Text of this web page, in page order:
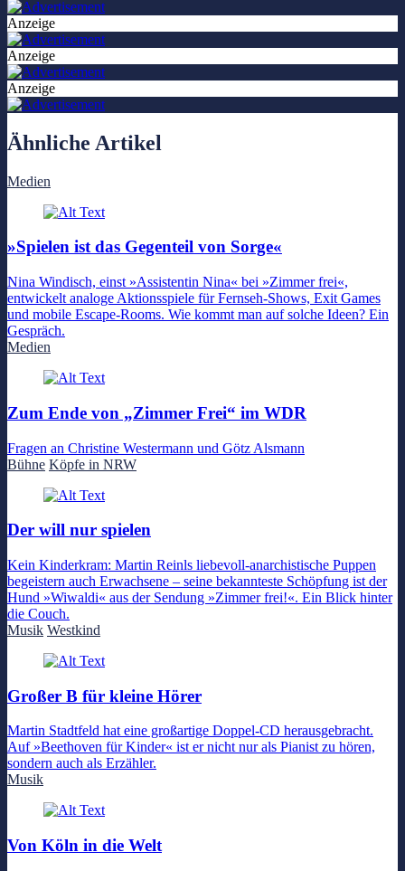
Anzeige
Anzeige
Anzeige
Ähnliche Artikel
Medien
»Spielen ist das Gegenteil von Sorge«
Nina Windisch, einst »Assistentin Nina« bei »Zimmer frei«,
entwickelt analoge Aktionsspiele für Fernseh-Shows, Exit Games
und mobile Escape-Rooms. Wie kommt man auf solche Ideen? Ein
Gespräch.
Medien
Zum Ende von „Zimmer Frei“ im WDR
Fragen an Christine Westermann und Götz Alsmann
Bühne Köpfe in NRW
Der will nur spielen
Kein Kinderkram: Martin Reinls liebevoll-anarchistische Puppen
begeistern auch Erwachsene – seine bekannteste Schöpfung ist der
Hund »Wiwaldi« aus der Sendung »Zimmer frei!«. Ein Blick hinter
die Couch.
Musik Westkind
Großer B für kleine Hörer
Martin Stadtfeld hat eine großartige Doppel-CD herausgebracht.
Auf »Beethoven für Kinder« ist er nicht nur als Pianist zu hören,
sondern auch als Erzähler.
Musik
Von Köln in die Welt